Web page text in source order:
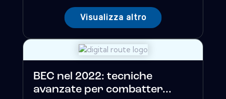
Visualizza altro
BEC nel 2022: tecniche
avanzate per combatter...